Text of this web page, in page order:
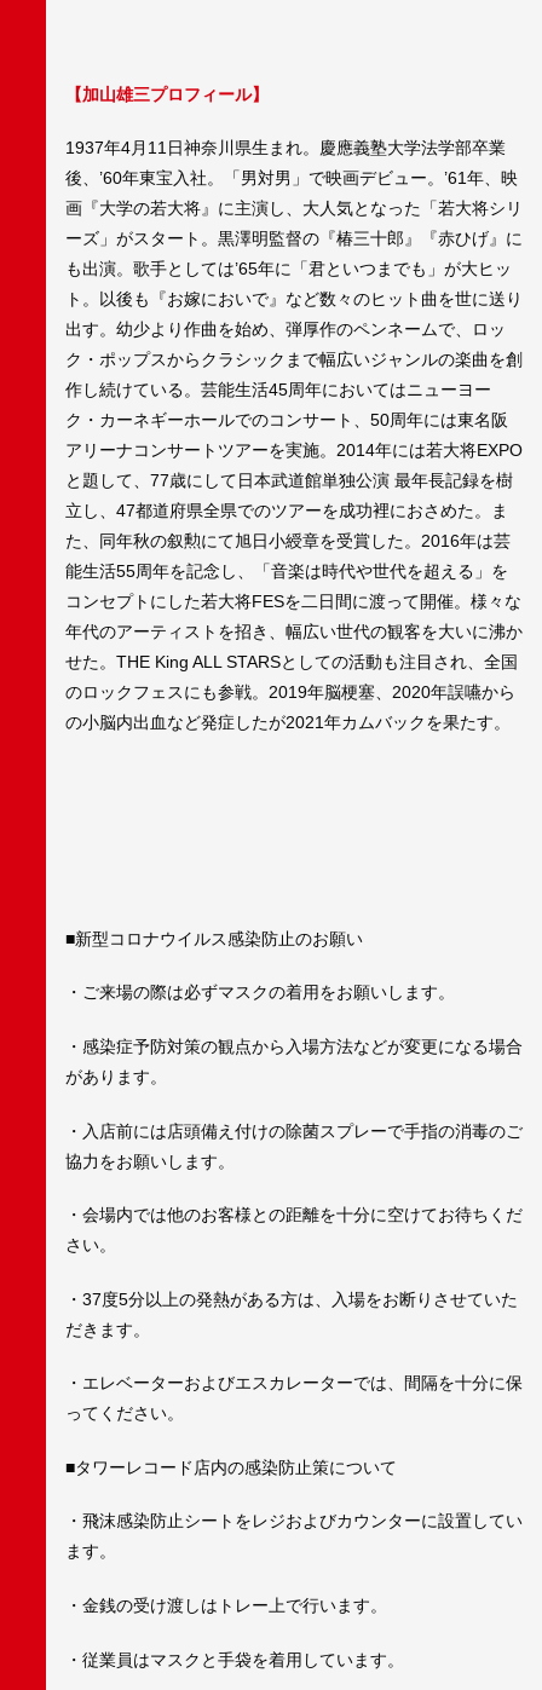
【加山雄三プロフィール】
1937年4月11日神奈川県生まれ。慶應義塾大学法学部卒業
後、’60年東宝入社。「男対男」で映画デビュー。’61年、映
画『大学の若大将』に主演し、大人気となった「若大将シリ
ーズ」がスタート。黒澤明監督の『椿三十郎』『赤ひげ』に
も出演。歌手としては’65年に「君といつまでも」が大ヒッ
ト。以後も『お嫁においで』など数々のヒット曲を世に送り
出す。幼少より作曲を始め、弾厚作のペンネームで、ロッ
ク・ポップスからクラシックまで幅広いジャンルの楽曲を創
作し続けている。芸能生活45周年においてはニューヨー
ク・カーネギーホールでのコンサート、50周年には東名阪
アリーナコンサートツアーを実施。2014年には若大将EXPO
と題して、77歳にして日本武道館単独公演 最年長記録を樹
立し、47都道府県全県でのツアーを成功裡におさめた。ま
た、同年秋の叙勲にて旭日小綬章を受賞した。2016年は芸
能生活55周年を記念し、「音楽は時代や世代を超える」を
コンセプトにした若大将FESを二日間に渡って開催。様々な
年代のアーティストを招き、幅広い世代の観客を大いに沸か
せた。THE King ALL STARSとしての活動も注目され、全国
のロックフェスにも参戦。2019年脳梗塞、2020年誤嚥から
の小脳内出血など発症したが2021年カムバックを果たす。
■新型コロナウイルス感染防止のお願い
・ご来場の際は必ずマスクの着用をお願いします。
・感染症予防対策の観点から入場方法などが変更になる場合
があります。
・入店前には店頭備え付けの除菌スプレーで手指の消毒のご
協力をお願いします。
・会場内では他のお客様との距離を十分に空けてお待ちくだ
さい。
・37度5分以上の発熱がある方は、入場をお断りさせていた
だきます。
・エレベーターおよびエスカレーターでは、間隔を十分に保
ってください。
■タワーレコード店内の感染防止策について
・飛沫感染防止シートをレジおよびカウンターに設置してい
ます。
・金銭の受け渡しはトレー上で行います。
・従業員はマスクと手袋を着用しています。